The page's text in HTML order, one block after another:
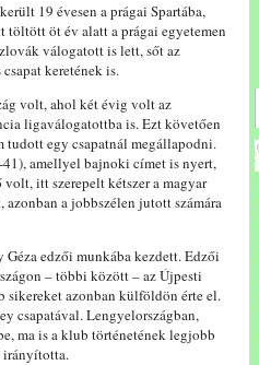
19 évesen a prágai Spartába,
öt év alatt a prágai egyetemen
válogatott is lett, sőt az
keretének is.
volt, ahol két évig volt az
ligaválogatottba is. Ezt követően
tudott egy csapatnál megállapodni.
amellyel bajnoki címet is nyert,
itt szerepelt kétszer a magyar
a jobbszélen jutott számára
edzői munkába kezdett. Edzői
– többi között – az Újpesti
sikereket azonban külföldön érte el.
csapatával. Lengyelországban,
ma is a klub történetének legjobb
irányította.